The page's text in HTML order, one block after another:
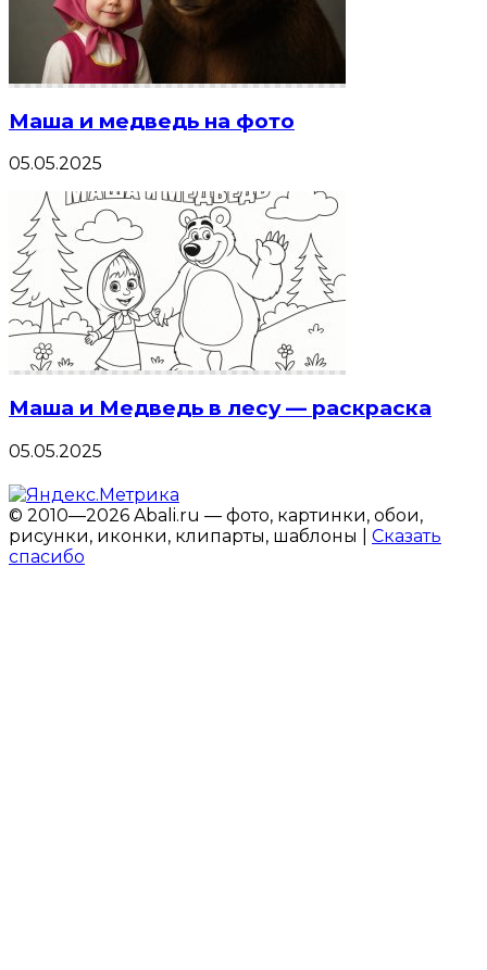
Маша и медведь на фото
05.05.2025
Маша и Медведь в лесу — раскраска
05.05.2025
© 2010—2026 Abali.ru — фото, картинки, обои,
рисунки, иконки, клипарты, шаблоны | Сказать
спасибо